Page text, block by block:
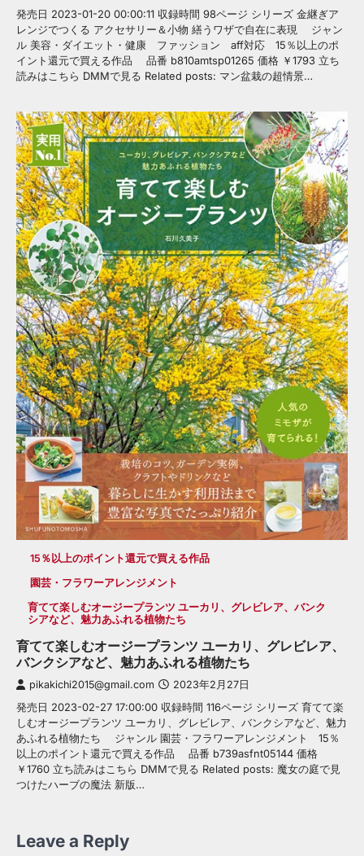
発売日 2023-01-20 00:00:11 収録時間 98ページ シリーズ 金継ぎア
レンジでつくる アクセサリー＆小物 繕うワザで自在に表現 ジャン
ル 美容・ダイエット・健康 ファッション aff対応 15％以上のポ
イント還元で買える作品 品番 b810amtsp01265 価格 ￥1793 立ち
読みはこちら DMMで見る Related posts: マン盆栽の超情景…
15％以上のポイント還元で買える作品
園芸・フラワーアレンジメント
育てて楽しむオージープランツ ユーカリ、グレビレア、バンク
シアなど、魅力あふれる植物たち
育てて楽しむオージープランツ ユーカリ、グレビレア、
バンクシアなど、魅力あふれる植物たち
pikakichi2015@gmail.com 2023年2月27日
発売日 2023-02-27 17:00:00 収録時間 116ページ シリーズ 育てて楽
しむオージープランツ ユーカリ、グレビレア、バンクシアなど、魅力
あふれる植物たち ジャンル 園芸・フラワーアレンジメント 15％
以上のポイント還元で買える作品 品番 b739asfnt05144 価格
￥1760 立ち読みはこちら DMMで見る Related posts: 魔女の庭で見
つけたハーブの魔法 新版…
Leave a Reply